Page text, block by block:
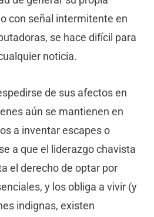
con señal intermitente en
se hace difícil para
noticia.
de sus afectos en
aún se mantienen en
a inventar escapes o
a que el liderazgo chavista
el derecho de optar por
y los obliga a vivir (y
indignas, existen